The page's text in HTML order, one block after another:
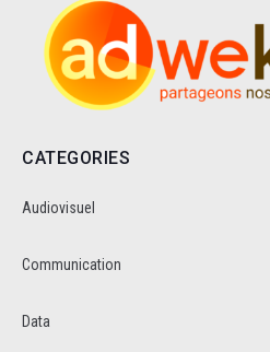
CATEGORIES
Audiovisuel
Communication
Data